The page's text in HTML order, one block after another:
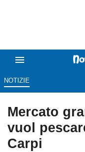
NOTIZIE
Mercato
vuol
Carpi